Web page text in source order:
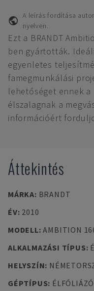
A leírás fordítása
nyelven.
Ezt a BRANDT
ben gyártották.
egyenletes
famegmunkálási
lehetőséget ennek a
élszalagnak a
információért
Áttekintés
MÁRKA: BRANDT
ÉV: 2010
MODELL:AMBITION
ALKALMAZÁSI TÍPUS:
HELYSZÍN:
GÉPTÍPUS: